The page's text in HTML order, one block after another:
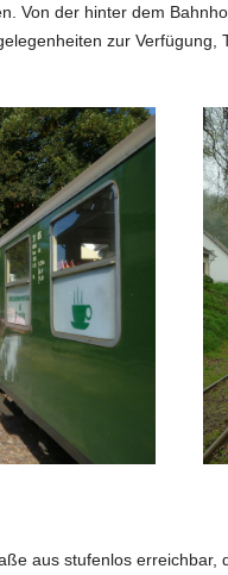
Von der hinter dem
zur
aus stufenlos